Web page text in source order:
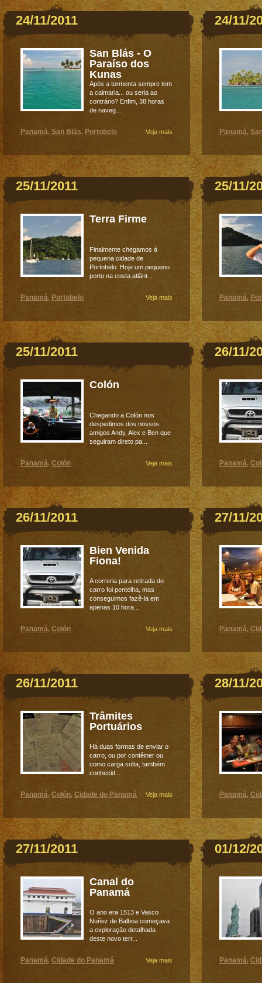
24/11/2011
San Blás - O
Paraíso dos
Kunas
Após a tormenta sempre tem
a calmaria... ou seria ao
contrário? Enfim, 38 horas
de naveg...
Veja mais
Panamá, San Blás, Portobelo
25/11/2011
Terra Firme
Finalmente chegamos à
pequena cidade de
Portobelo. Hoje um pequeno
porto na costa atlânt...
Veja mais
Panamá, Portobelo
25/11/2011
Colón
Chegando a Colón nos
despedimos dos nossos
amigos Andy, Alex e Ben que
seguiram direto pa...
Veja mais
Panamá, Colón
26/11/2011
Bien Venida
Fiona!
A correria para retirada do
carro foi pentelha, mas
conseguimos fazê-la em
apenas 10 hora...
Veja mais
Panamá, Colón
26/11/2011
Trâmites
Portuários
Há duas formas de enviar o
carro, ou por contêiner ou
como carga solta, também
conhecid...
Veja mais
Panamá, Colón, Cidade do Panamá
27/11/2011
Canal do
Panamá
O ano era 1513 e Vasco
Nuñez de Balboa começava
a exploração detalhada
deste novo terr...
Veja mais
Panamá, Cidade do Panamá
24/11/
Panamá,
25/11/
Panamá,
26/11/
Panamá,
27/11/
Panamá,
28/11/
Panamá,
01/12/
Panamá,